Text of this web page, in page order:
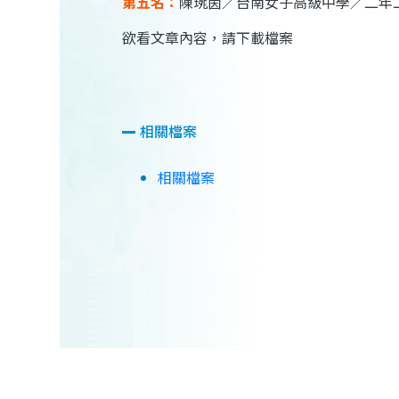
欲看文章內容，請下載檔案
相關檔案
相關檔案